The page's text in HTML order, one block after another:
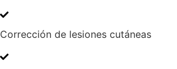
Corrección de lesiones cutáneas